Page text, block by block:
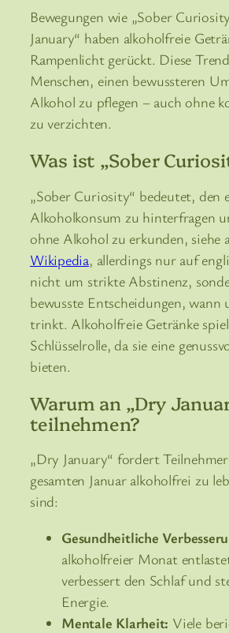
Bewegungen wie „Sober
January“ haben alkoholfreie
Rampenlicht gerückt. Diese
Menschen, einen bewussteren
Alkohol zu pflegen – auch ohne
zu verzichten.
Was ist „Sober
„Sober Curiosity“ bedeutet, den
Alkoholkonsum zu hinterfragen
ohne Alkohol zu erkunden, siehe
Wikipedia, allerdings nur auf
nicht um strikte Abstinenz,
bewusste Entscheidungen, wann
trinkt. Alkoholfreie Getränke
Schlüsselrolle, da sie eine
bieten.
Warum an „Dry
teilnehmen?
„Dry January“ fordert
gesamten Januar alkoholfrei zu
sind:
Gesundheitliche
alkoholfreier Monat
verbessert den Schlaf und
Energie.
Mentale Klarheit: Viele